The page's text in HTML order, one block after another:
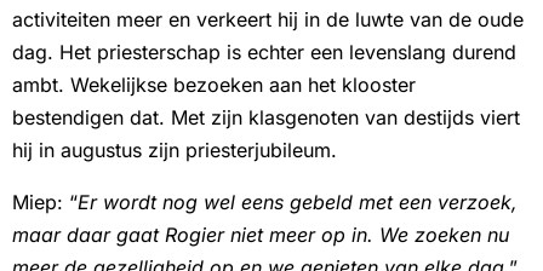
activiteiten meer en verkeert hij in de luwte van de oude
dag. Het priesterschap is echter een levenslang durend
ambt. Wekelijkse bezoeken aan het klooster
bestendigen dat. Met zijn klasgenoten van destijds viert
hij in augustus zijn priesterjubileum.
Miep: “Er wordt nog wel eens gebeld met een verzoek,
maar daar gaat Rogier niet meer op in. We zoeken nu